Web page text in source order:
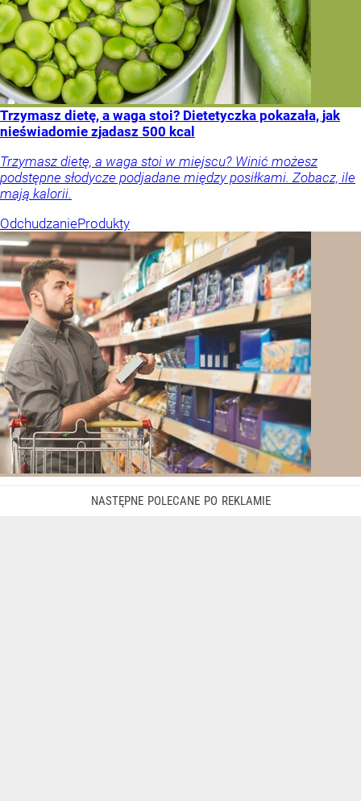
Trzymasz dietę, a waga stoi? Dietetyczka pokazała, jak
nieświadomie zjadasz 500 kcal
Trzymasz dietę, a waga stoi w miejscu? Winić możesz
podstępne słodycze podjadane między posiłkami. Zobacz, ile
mają kalorii.
OdchudzanieProdukty